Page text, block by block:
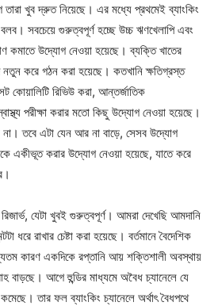
খুব দ্রুত নিয়েছে। এর মধ্যে প্রথমেই ব্যাংকিং
সবচেয়ে গুরুত্বপূর্ণ হচ্ছে উচ্চ ঋণখেলাপি এবং
কমাতে উদ্যোগ নেওয়া হয়েছে। ব্যক্তি খাতের
নতুন করে গঠন করা হয়েছে। কতখানি ক্ষতিগ্রস্ত
কোয়ালিটি রিভিউ করা, আন্তর্জাতিক
পরীক্ষা করার মতো কিছু উদ্যোগ নেওয়া হয়েছে।
না। তবে এটা যেন আর না বাড়ে, সেসব উদ্যোগ
একীভূত করার উদ্যোগ নেওয়া হয়েছে, যাতে করে
যেটা খুবই গুরুত্বপূর্ণ। আমরা দেখেছি আমদানি
ধরে রাখার চেষ্টা করা হয়েছে। বর্তমানে বৈদেশিক
কারণ একদিকে রপ্তানি আয় শক্তিশালী অবস্থায়
বাড়ছে। আগে হুন্ডির মাধ্যমে অবৈধ চ্যানেলে যে
তার ফল ব্যাংকিং চ্যানেলে অর্থাৎ বৈধপথে